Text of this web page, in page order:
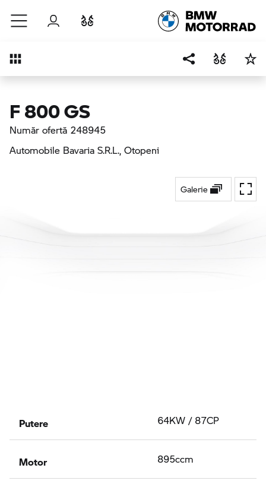
Sari la conținutul principal
Autentificare
Prezentare generală
F 800 GS
Număr ofertă 248945
Automobile Bavaria S.R.L., Otopeni
Galerie
Putere 64KW / 87CP
Motor 895ccm